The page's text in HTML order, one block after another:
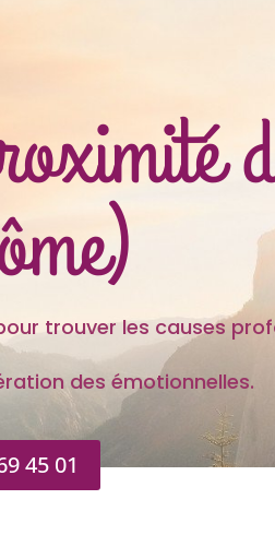
les causes
des émotionnelles.
45 01